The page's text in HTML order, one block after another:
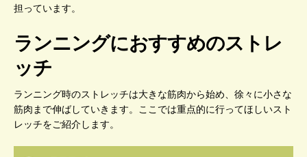
担っています。
ランニングにおすすめのストレ
ッチ
ランニング時のストレッチは大きな筋肉から始め、徐々に小さな
筋肉まで伸ばしていきます。ここでは重点的に行ってほしいスト
レッチをご紹介します。